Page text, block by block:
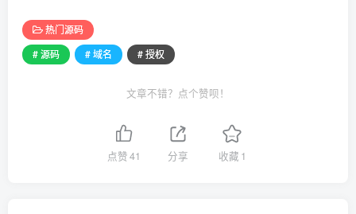
热门源码
# 源码
# 域名 # 授权
文章不错？点个赞呗！
点赞41 分享 收藏 1